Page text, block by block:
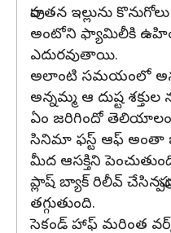
పురాతన ఇల్లును
అంటోని ఫ్యామిలీకి
ఎదురవుతాయి.
అలాంటి సమయంలో
అన్నమ్మ ఆ దుష్ట
ఏం జరిగిందో
సినిమా ఫస్ట్ ఆఫ్
మీద ఆసక్తిని
ప్లాష్ బ్యాక్ రిలీవ్
తగ్గుతుంది.
సెకండ్ హాఫ్ మరింత